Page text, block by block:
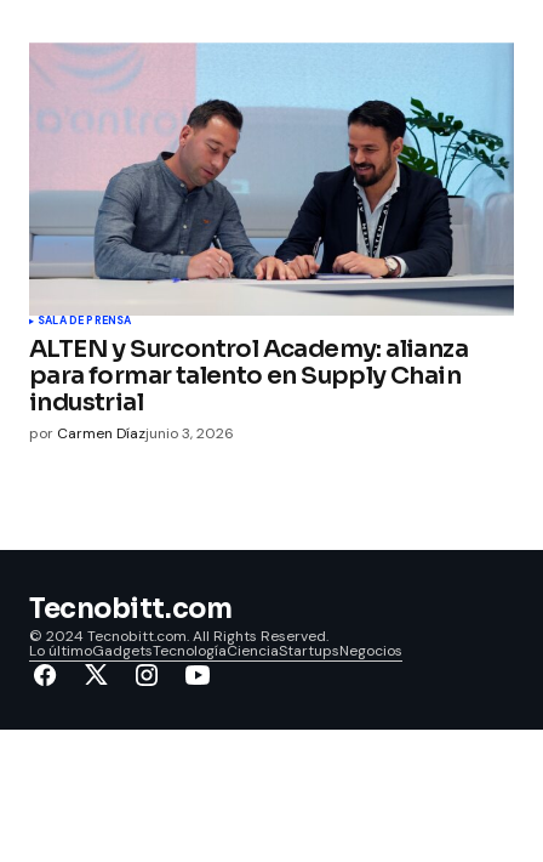
SALA DE PRENSA
ALTEN y Surcontrol Academy: alianza
para formar talento en Supply Chain
industrial
por Carmen Díazjunio 3, 2026
Tecnobitt.com
© 2024 Tecnobitt.com. All Rights Reserved.
Lo últimoGadgetsTecnologíaCienciaStartupsNegocios